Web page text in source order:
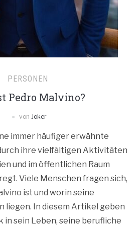
PERSONEN
Pedro Malvino?
von Joker
immer häufiger erwähnte
ihre vielfältigen Aktivitäten
und im öffentlichen Raum
Viele Menschen fragen sich,
ist und worin seine
liegen. In diesem Artikel geben
in sein Leben, seine berufliche